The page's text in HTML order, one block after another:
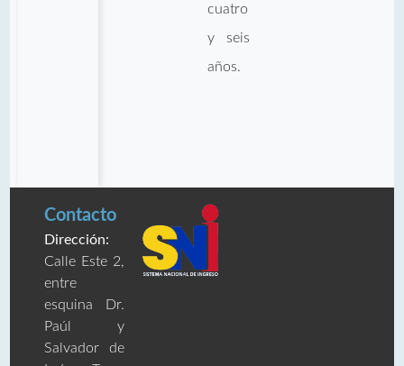
cuatro
y seis
años.
Contacto
Dirección:
Calle Este 2,
entre
esquina Dr.
Paúl y
Salvador de